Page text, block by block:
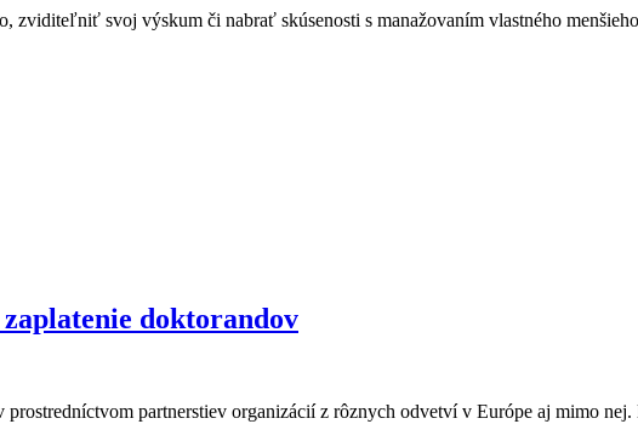
zviditeľniť svoj výskum či nabrať skúsenosti s manažovaním vlastného
doktorandov
partnerstiev organizácií z rôznych odvetví v Európe aj mimo